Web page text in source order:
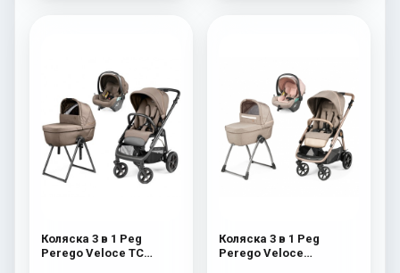
Коляска 3 в 1 Peg
Perego Veloce TC
Коляска 3 в 1 Peg
Perego Veloce